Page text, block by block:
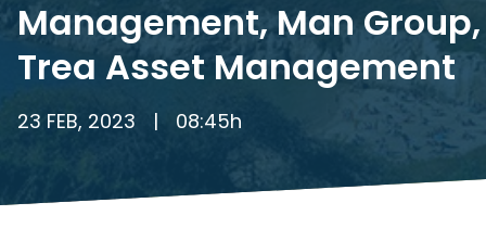
Management, Man Group,
Trea Asset Management
23 FEB, 2023 | 08:45h